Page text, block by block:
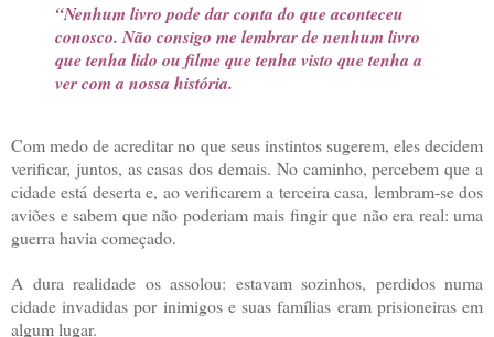
“Nenhum livro pode dar conta do que aconteceu
conosco. Não consigo me lembrar de nenhum livro
que tenha lido ou filme que tenha visto que tenha a
ver com a nossa história.
Com medo de acreditar no que seus instintos sugerem, eles decidem
verificar, juntos, as casas dos demais. No caminho, percebem que a
cidade está deserta e, ao verificarem a terceira casa, lembram-se dos
aviões e sabem que não poderiam mais fingir que não era real: uma
guerra havia começado.
A dura realidade os assolou: estavam sozinhos, perdidos numa
cidade invadidas por inimigos e suas famílias eram prisioneiras em
algum lugar.